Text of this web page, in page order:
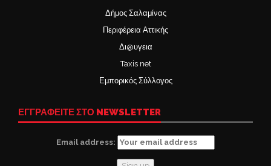
Δήμος Σαλαμίνας
Περιφέρεια Αττικής
Δι@υγεια
Taxis net
Εμπορικός Σύλλογος
ΕΓΓΡΑΦΕΙΤΕ ΣΤΟ NEWSLETTER
Email address: